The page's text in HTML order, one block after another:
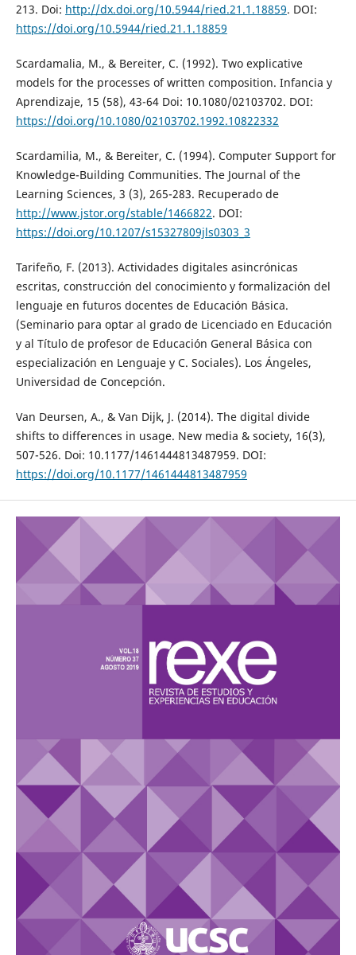
213. Doi: http://dx.doi.org/10.5944/ried.21.1.18859. DOI:
https://doi.org/10.5944/ried.21.1.18859
Scardamalia, M., & Bereiter, C. (1992). Two explicative
models for the processes of written composition. Infancia y
Aprendizaje, 15 (58), 43-64 Doi: 10.1080/02103702. DOI:
https://doi.org/10.1080/02103702.1992.10822332
Scardamilia, M., & Bereiter, C. (1994). Computer Support for
Knowledge-Building Communities. The Journal of the
Learning Sciences, 3 (3), 265-283. Recuperado de
http://www.jstor.org/stable/1466822. DOI:
https://doi.org/10.1207/s15327809jls0303_3
Tarifeño, F. (2013). Actividades digitales asincrónicas
escritas, construcción del conocimiento y formalización del
lenguaje en futuros docentes de Educación Básica.
(Seminario para optar al grado de Licenciado en Educación
y al Título de profesor de Educación General Básica con
especialización en Lenguaje y C. Sociales). Los Ángeles,
Universidad de Concepción.
Van Deursen, A., & Van Dijk, J. (2014). The digital divide
shifts to differences in usage. New media & society, 16(3),
507-526. Doi: 10.1177/1461444813487959. DOI:
https://doi.org/10.1177/1461444813487959